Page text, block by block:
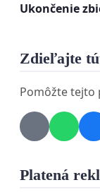
Ukončenie
Zdieľajte
Pomôžte tejto
Platená